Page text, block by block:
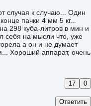
случая к случаю... Один
пачки 4 мм 5 кг...
298 куба-литров в мин и
себя на мысли что, уже
а он и не думает
Хороший аппарат, очень
Ответить
17 0